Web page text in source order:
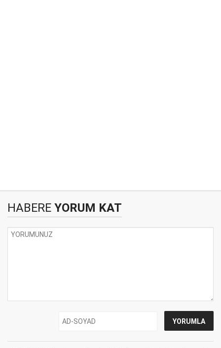
HABERE YORUM KAT